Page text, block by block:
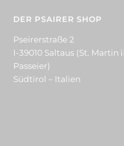
DER PSAIRER SHOP
Pseirerstraße 2
I-39010 Saltaus (St. Martin
Passeier)
Südtirol – Italien